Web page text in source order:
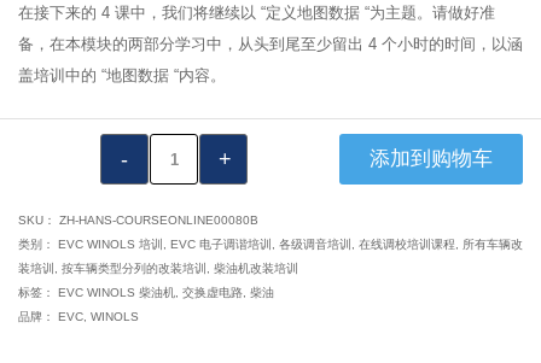
在接下来的 4 课中，我们将继续以 “定义地图数据 “为主题。请做好准
备，在本模块的两部分学习中，从头到尾至少留出 4 个小时的时间，以涵
盖培训中的 “地图数据 “内容。
EVC
柴
油
添加到购物车
SKU： ZH-HANS-COURSEONLINE00080B
类别： EVC WINOLS 培训 EVC 电子调谐培训 各级调音培训 在线调校培训课程
所有车辆改
装培训
按车辆类型分列的改装培训
柴油机改装培训
标签： EVC WINOLS 柴油机 交换虚电路 柴油
品牌： EVC WINOLS